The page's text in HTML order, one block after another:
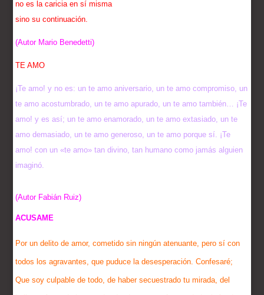
no es la caricia en sí misma
sino su continuación.
(Autor Mario Benedetti)
TE AMO
¡Te amo! y no es: un te amo aniversario, un te amo compromiso, un
te amo acostumbrado, un te amo apurado, un te amo también… ¡Te
amo! y es así; un te amo enamorado, un te amo extasiado, un te
amo demasiado, un te amo generoso, un te amo porque sí. ¡Te
amo! con un «te amo» tan divino, tan humano como jamás alguien
imaginó.
(Autor Fabián Ruiz)
ACUSAME
Por un delito de amor, cometido sin ningún atenuante, pero sí con
todos los agravantes, que puduce la desesperación. Confesaré;
Que soy culpable de todo, de haber secuestrado tu mirada, del